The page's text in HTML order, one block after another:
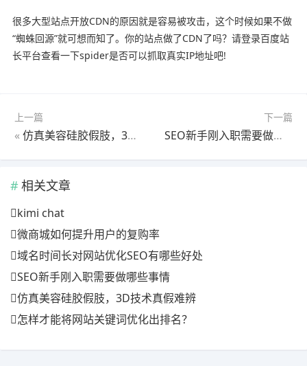
很多大型站点开放CDN的原因就是容易被攻击，这个时候如果不做
“蜘蛛回源”就可想而知了。你的站点做了CDN了吗？请登录百度站
长平台查看一下spider是否可以抓取真实IP地址吧!
上一篇
«仿真美容硅胶假肢，3D技术真假难辨
下一篇
SEO新手刚入职需要做哪些事情
相关文章
kimi chat
微商城如何提升用户的复购率
域名时间长对网站优化SEO有哪些好处
SEO新手刚入职需要做哪些事情
仿真美容硅胶假肢，3D技术真假难辨
怎样才能将网站关键词优化出排名？